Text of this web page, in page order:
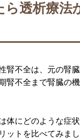
透析療法
腎不全は、元の腎
腎不全まで腎臓の
体にどのような症
ットを比べてみま